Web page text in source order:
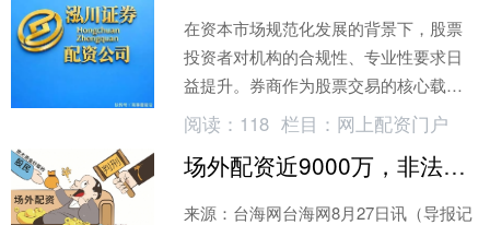
在资本市场规范化发展的背景下，股票
投资者对机构的合规性、专业性要求日
益提升。券商作为股票交易的核心载
体，承担着合规托管、交易执行等核心
职能；股票配资平台作为合规补充
阅读： 118 栏目： 网上配资门户
场外配资近9000万，非法获利600万，法院判了
来源：台海网台海网8月27日讯（导报记